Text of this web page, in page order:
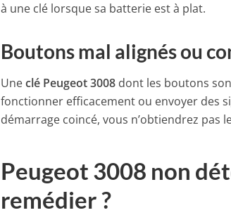
à une clé lorsque sa batterie est à plat.
Boutons mal alignés ou
Uneclé Peugeot 3008 dont les boutons
fonctionner efficacement ou envoyer des
démarrage coincé, vous n’obtiendrez pas
Peugeot 3008 non
remédier ?